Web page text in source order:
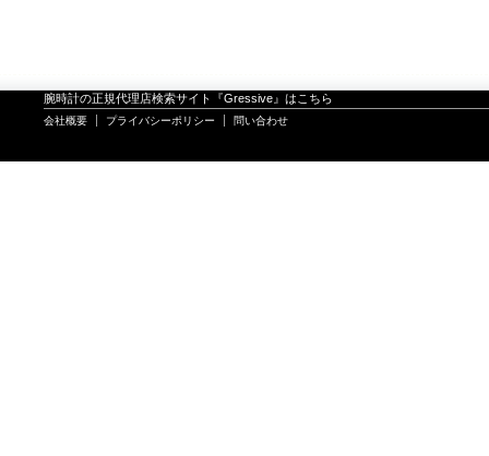
腕時計の正規代理店検索サイト『Gressive』はこちら
会社概要 プライバシーポリシー 問い合わせ